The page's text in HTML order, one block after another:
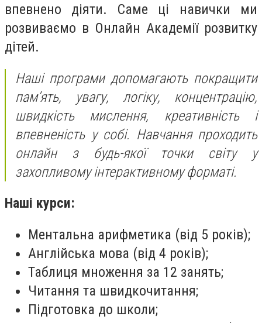
впевнено діяти. Саме ці навички ми
розвиваємо в Онлайн Академії розвитку
дітей.
Наші програми допомагають покращити
пам’ять, увагу, логіку, концентрацію,
швидкість мислення, креативність і
впевненість у собі. Навчання проходить
онлайн з будь-якої точки світу у
захопливому інтерактивному форматі.
Наші курси:
Ментальна арифметика (від 5 років);
Англійська мова (від 4 років);
Таблиця множення за 12 занять;
Читання та швидкочитання;
Підготовка до школи;